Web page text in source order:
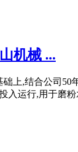
机械 ...
上,结合公司
入运行,用于磨